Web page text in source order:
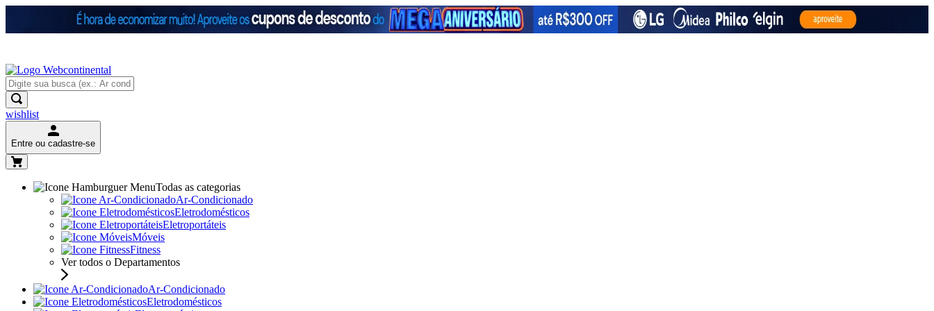
wishlist
Entre ou cadastre-se
Todas as categorias
Ar-Condicionado
Eletrodomésticos
Eletroportáteis
Móveis
Fitness
Ver todos o Departamentos
Ar-Condicionado
Eletrodomésticos